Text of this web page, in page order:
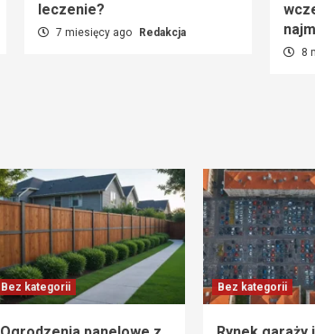
leczenie?
7 miesięcy ago Redakcja
8
Bez kategorii Bez kategorii